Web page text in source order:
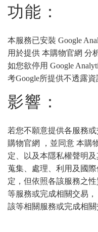
功能：
本服務已安裝 Google
用於提供 本購物官網 分
如您欲停用 Google
考Google所提供不透露
影響：
若您不願意提供各服務
購物官網 ，並同意 本購
定、以及本隱私權聲明
蒐集、處理、利用及國
定，但依照各該服務之
等服務或完成相關交易
該等相關服務或完成相關